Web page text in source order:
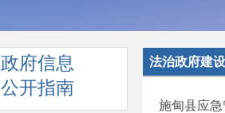
政府信息
公开指南
法治政府建设
施甸县应